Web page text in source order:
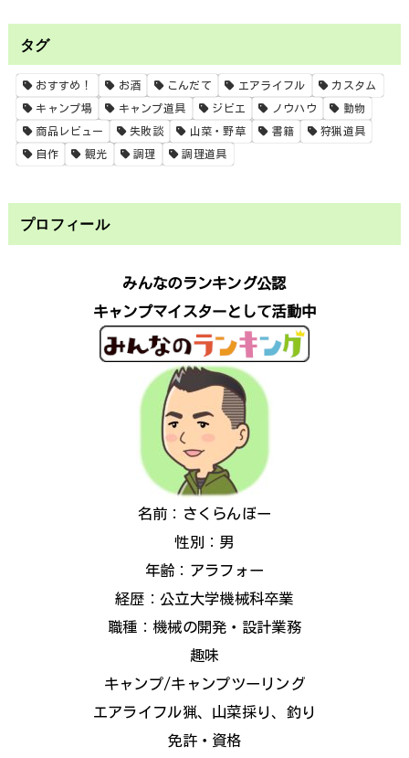
タグ
おすすめ！ お酒 こんだて エアライフル カスタム
キャンプ場 キャンプ道具 ジビエ ノウハウ 動物
商品レビュー 失敗談 山菜・野草 書籍 狩猟道具
自作 観光 調理 調理道具
プロフィール
みんなのランキング公認
キャンプマイスターとして活動中
名前：さくらんぼー
性別：男
年齢：アラフォー
経歴：公立大学機械科卒業
職種：機械の開発・設計業務
趣味
キャンプ/キャンプツーリング
エアライフル猟、山菜採り、釣り
免許・資格